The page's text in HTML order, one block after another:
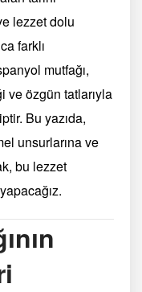
lezzet dolu
farklı
mutfağı,
ve özgün tatlarıyla
Bu yazıda,
unsurlarına ve
bu lezzet